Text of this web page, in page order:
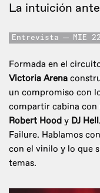
La intuición
Entrevista MIE
Formada en el
Victoria Arena
un compromiso con
compartir cabina con
Robert Hood y DJ Hell
Failure. Hablamos
con el vinilo y lo que
temas.